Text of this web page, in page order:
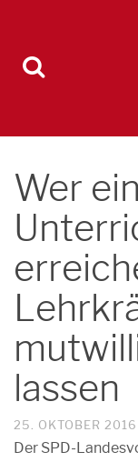
Wer
lassen
25. OKTOBER 2016
Der SPD-